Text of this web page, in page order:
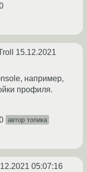
15.12.2021
например,
профиля.
автор топика
05:07:16